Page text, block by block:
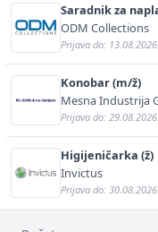
Saradnik za
ODM Collections
Prijava do:
Konobar (m/ž)
Mesna Industrija
Prijava do:
Higijeničarka (ž)
Invictus
Prijava do: